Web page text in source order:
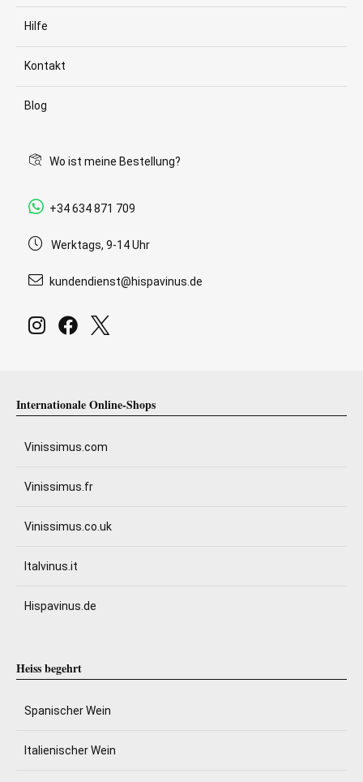
Hilfe
Kontakt
Blog
Wo ist meine Bestellung?
+34 634 871 709
Werktags, 9-14 Uhr
kundendienst@hispavinus.de
Internationale Online-Shops
Vinissimus.com
Vinissimus.fr
Vinissimus.co.uk
Italvinus.it
Hispavinus.de
Heiss begehrt
Spanischer Wein
Italienischer Wein